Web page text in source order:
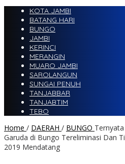
KOTA JAMBI
BATANG HARI
BUNGO
JAMBI
KERINCI
MERANGIN
MUARO JAMBI
SAROLANGUN
SUNGAI PENUH
TANJABBAR
TANJABTIM
TEBO
Home / DAERAH / BUNGO
Garuda di Bungo Tereliminasi Dan
2019 Mendatang